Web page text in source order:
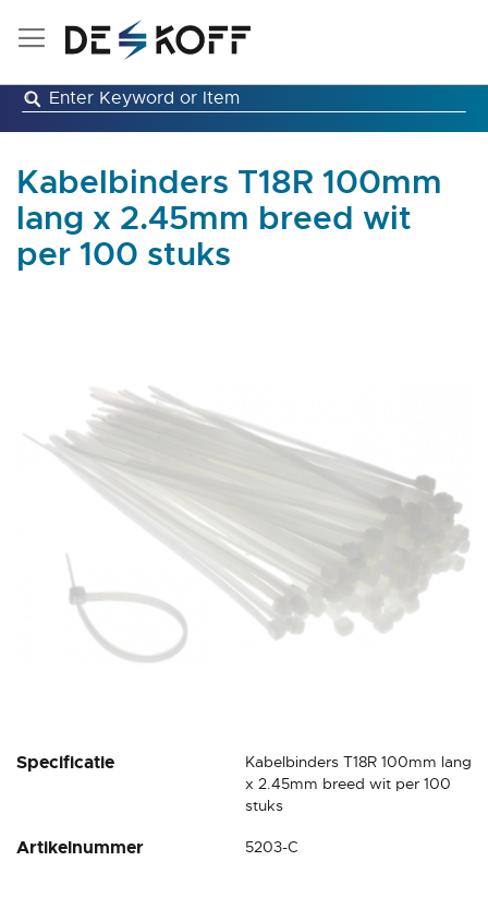
Ga
inhoud
Kabelbinders T18R 100mm
lang x 2.45mm breed wit
per 100 stuks
Specificatie
Kabelbinders T18R 100mm lang
x 2.45mm breed wit per 100
stuks
Artikelnummer 5203-C
afbeeldingen-
gallerij
Ga
van